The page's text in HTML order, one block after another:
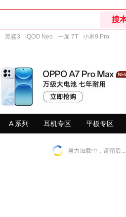
黑鲨3 iQOO Neo 一加 7T 小米9 Pro
A 系列 耳机专区 平板专区
努力加载中，请稍后...